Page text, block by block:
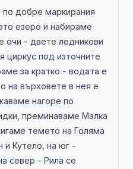
добре маркирания
езеро и набираме
очи - двете ледникови
циркус под източните
за кратко - водата е
на върховете в нея е
нагоре по
преминаваме Малка
темето на Голяма
и Кутело, на юг -
север - Рила се